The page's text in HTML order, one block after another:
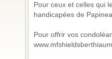
Pour ceux et celles qui
handicapées de
Pour offrir vos